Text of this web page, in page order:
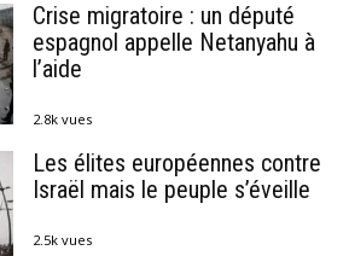
Crise migratoire : un député
espagnol appelle Netanyahu à
l’aide
2.8k vues
Les élites européennes contre
Israël mais le peuple s’éveille
2.5k vues